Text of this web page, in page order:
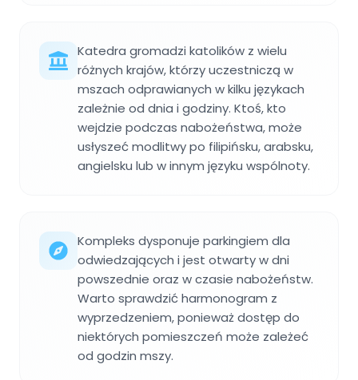
Katedra gromadzi katolików z wielu
różnych krajów, którzy uczestniczą w
mszach odprawianych w kilku językach
zależnie od dnia i godziny. Ktoś, kto
wejdzie podczas nabożeństwa, może
usłyszeć modlitwy po filipińsku, arabsku,
angielsku lub w innym języku wspólnoty.
Kompleks dysponuje parkingiem dla
odwiedzających i jest otwarty w dni
powszednie oraz w czasie nabożeństw.
Warto sprawdzić harmonogram z
wyprzedzeniem, ponieważ dostęp do
niektórych pomieszczeń może zależeć
od godzin mszy.